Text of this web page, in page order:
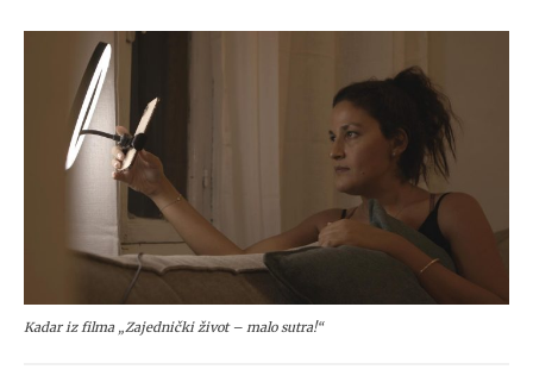
Kadar iz filma „Zajednički život – malo sutra!“